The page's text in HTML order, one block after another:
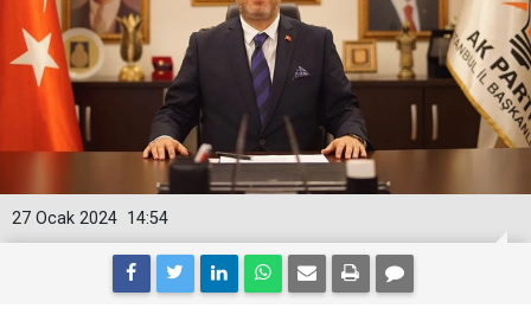
14:54
27 Ocak 2024